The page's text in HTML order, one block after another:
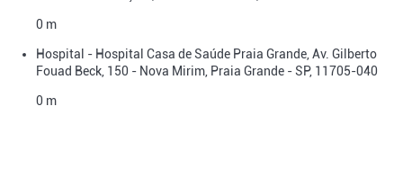
0 m
Hospital - Hospital Casa de Saúde Praia Grande, Av. Gilberto
Fouad Beck, 150 - Nova Mirim, Praia Grande - SP, 11705-040
0 m